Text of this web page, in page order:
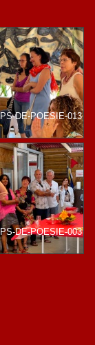
DE-POESIE-013
DE-POESIE-003